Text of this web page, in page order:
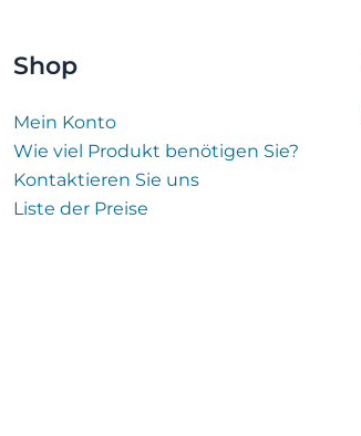
Shop
Mein Konto
Wie viel Produkt benötigen Sie?
Kontaktieren Sie uns
Liste der Preise